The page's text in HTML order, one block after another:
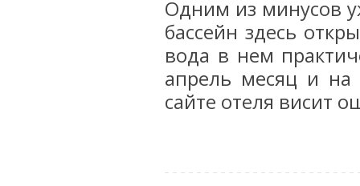
Одним из минусов
бассейн здесь
вода в нем
апрель месяц и
сайте отеля висит